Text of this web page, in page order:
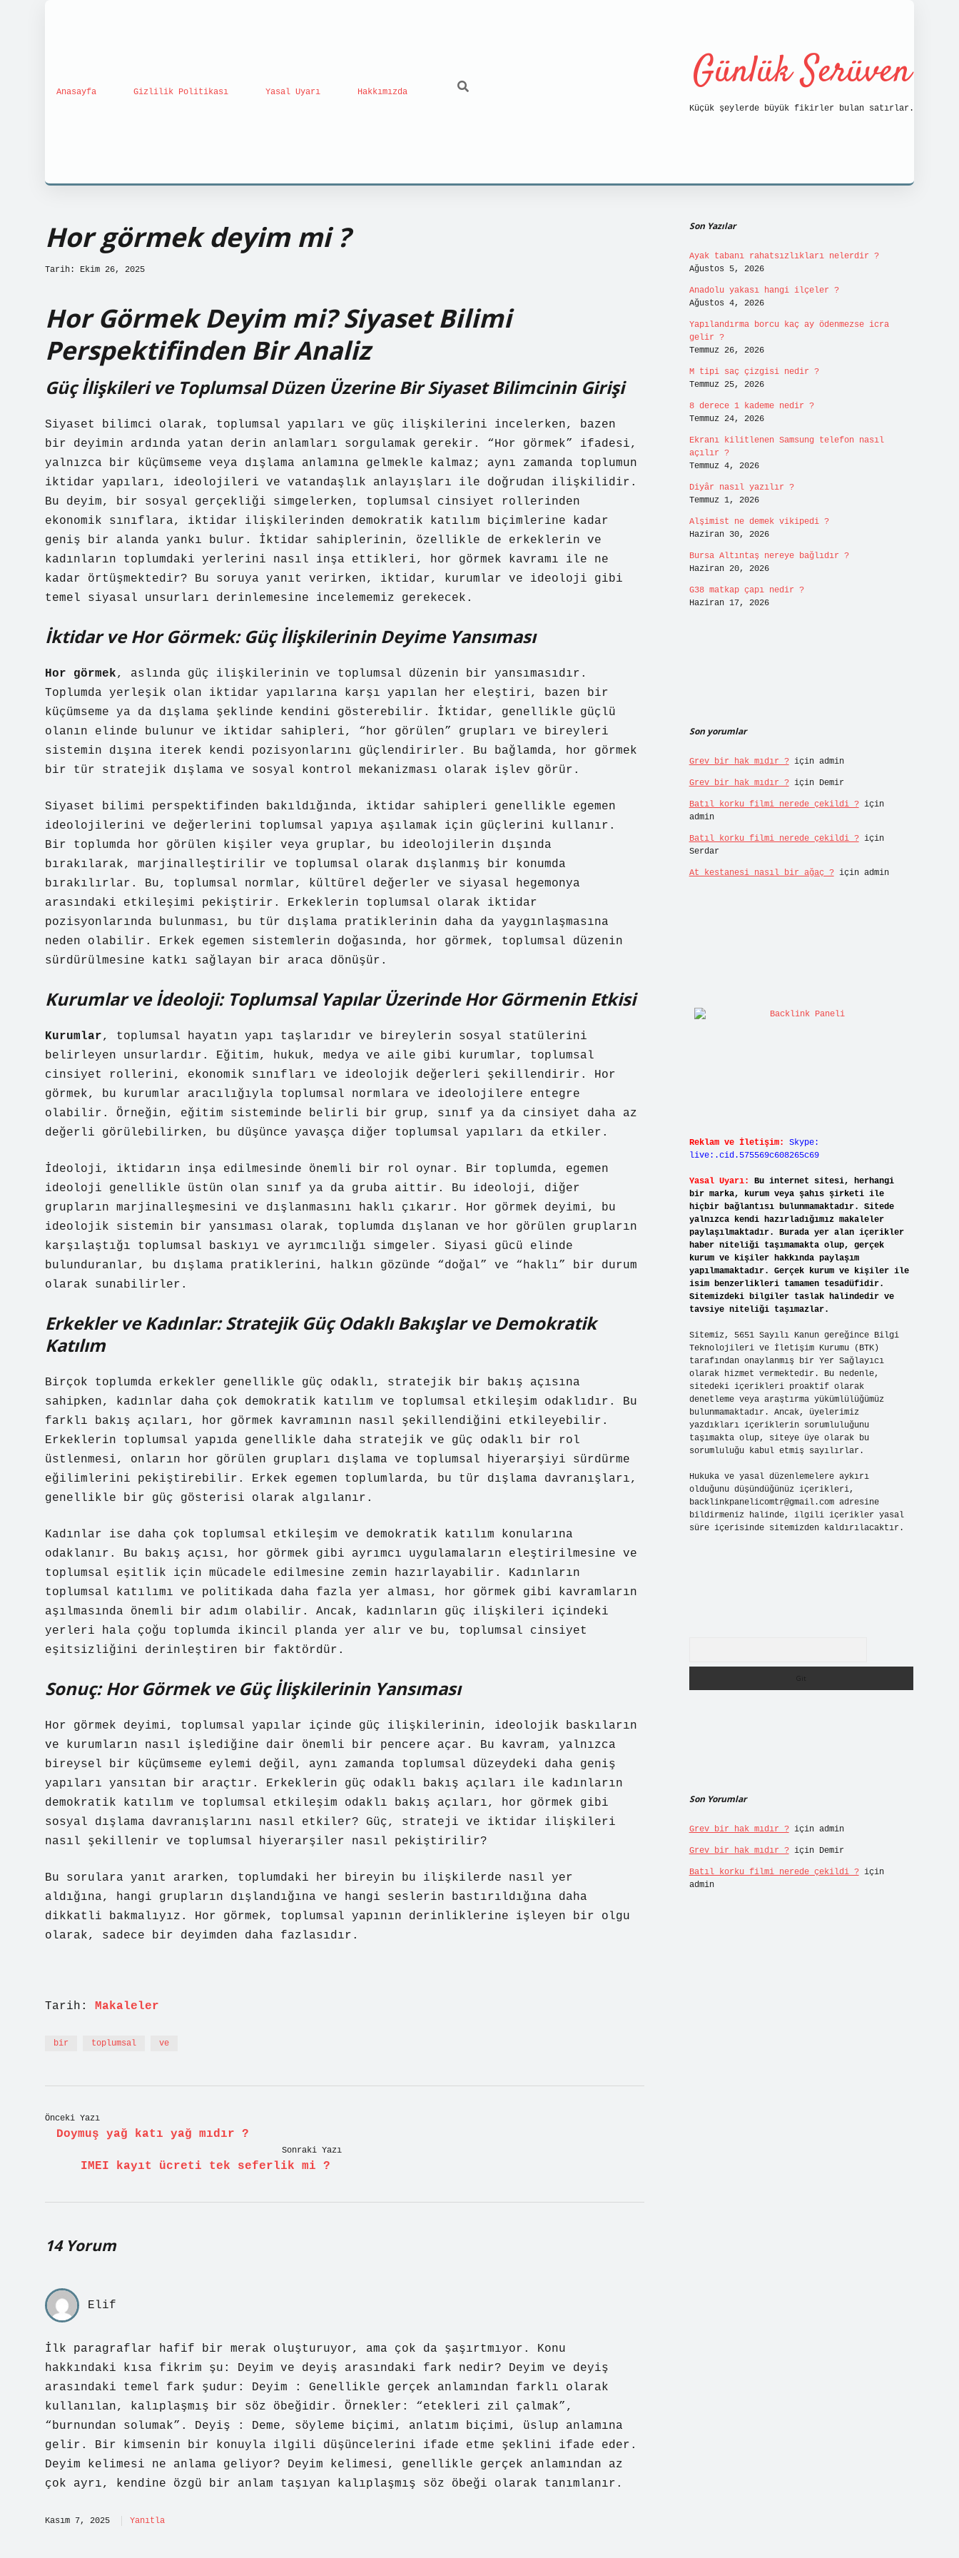
Anasayfa Gizlilik Politikası Yasal Uyarı Hakkımızda Günlük Serüven
Küçük şeylerde büyük fikirler bulan satırlar.
Hor görmek deyim mi ?
Tarih: Ekim 26, 2025
Hor Görmek Deyim mi? Siyaset Bilimi
Perspektifinden Bir Analiz
Güç İlişkileri ve Toplumsal Düzen Üzerine Bir Siyaset Bilimcinin Girişi
Siyaset bilimci olarak, toplumsal yapıları ve güç ilişkilerini incelerken, bazen
bir deyimin ardında yatan derin anlamları sorgulamak gerekir. “Hor görmek” ifadesi,
yalnızca bir küçümseme veya dışlama anlamına gelmekle kalmaz; aynı zamanda toplumun
iktidar yapıları, ideolojileri ve vatandaşlık anlayışları ile doğrudan ilişkilidir.
Bu deyim, bir sosyal gerçekliği simgelerken, toplumsal cinsiyet rollerinden
ekonomik sınıflara, iktidar ilişkilerinden demokratik katılım biçimlerine kadar
geniş bir alanda yankı bulur. İktidar sahiplerinin, özellikle de erkeklerin ve
kadınların toplumdaki yerlerini nasıl inşa ettikleri, hor görmek kavramı ile ne
kadar örtüşmektedir? Bu soruya yanıt verirken, iktidar, kurumlar ve ideoloji gibi
temel siyasal unsurları derinlemesine incelememiz gerekecek.
İktidar ve Hor Görmek: Güç İlişkilerinin Deyime Yansıması
Hor görmek, aslında güç ilişkilerinin ve toplumsal düzenin bir yansımasıdır.
Toplumda yerleşik olan iktidar yapılarına karşı yapılan her eleştiri, bazen bir
küçümseme ya da dışlama şeklinde kendini gösterebilir. İktidar, genellikle güçlü
olanın elinde bulunur ve iktidar sahipleri, “hor görülen” grupları ve bireyleri
sistemin dışına iterek kendi pozisyonlarını güçlendirirler. Bu bağlamda, hor görmek
bir tür stratejik dışlama ve sosyal kontrol mekanizması olarak işlev görür.
Siyaset bilimi perspektifinden bakıldığında, iktidar sahipleri genellikle egemen
ideolojilerini ve değerlerini toplumsal yapıya aşılamak için güçlerini kullanır.
Bir toplumda hor görülen kişiler veya gruplar, bu ideolojilerin dışında
bırakılarak, marjinalleştirilir ve toplumsal olarak dışlanmış bir konumda
bırakılırlar. Bu, toplumsal normlar, kültürel değerler ve siyasal hegemonya
arasındaki etkileşimi pekiştirir. Erkeklerin toplumsal olarak iktidar
pozisyonlarında bulunması, bu tür dışlama pratiklerinin daha da yaygınlaşmasına
neden olabilir. Erkek egemen sistemlerin doğasında, hor görmek, toplumsal düzenin
sürdürülmesine katkı sağlayan bir araca dönüşür.
Kurumlar ve İdeoloji: Toplumsal Yapılar Üzerinde Hor Görmenin Etkisi
Kurumlar, toplumsal hayatın yapı taşlarıdır ve bireylerin sosyal statülerini
belirleyen unsurlardır. Eğitim, hukuk, medya ve aile gibi kurumlar, toplumsal
cinsiyet rollerini, ekonomik sınıfları ve ideolojik değerleri şekillendirir. Hor
görmek, bu kurumlar aracılığıyla toplumsal normlara ve ideolojilere entegre
olabilir. Örneğin, eğitim sisteminde belirli bir grup, sınıf ya da cinsiyet daha az
değerli görülebilirken, bu düşünce yavaşça diğer toplumsal yapıları da etkiler.
İdeoloji, iktidarın inşa edilmesinde önemli bir rol oynar. Bir toplumda, egemen
ideoloji genellikle üstün olan sınıf ya da gruba aittir. Bu ideoloji, diğer
grupların marjinalleşmesini ve dışlanmasını haklı çıkarır. Hor görmek deyimi, bu
ideolojik sistemin bir yansıması olarak, toplumda dışlanan ve hor görülen grupların
karşılaştığı toplumsal baskıyı ve ayrımcılığı simgeler. Siyasi gücü elinde
bulunduranlar, bu dışlama pratiklerini, halkın gözünde “doğal” ve “haklı” bir durum
olarak sunabilirler.
Erkekler ve Kadınlar: Stratejik Güç Odaklı Bakışlar ve Demokratik
Katılım
Birçok toplumda erkekler genellikle güç odaklı, stratejik bir bakış açısına
sahipken, kadınlar daha çok demokratik katılım ve toplumsal etkileşim odaklıdır. Bu
farklı bakış açıları, hor görmek kavramının nasıl şekillendiğini etkileyebilir.
Erkeklerin toplumsal yapıda genellikle daha stratejik ve güç odaklı bir rol
üstlenmesi, onların hor görülen grupları dışlama ve toplumsal hiyerarşiyi sürdürme
eğilimlerini pekiştirebilir. Erkek egemen toplumlarda, bu tür dışlama davranışları,
genellikle bir güç gösterisi olarak algılanır.
Kadınlar ise daha çok toplumsal etkileşim ve demokratik katılım konularına
odaklanır. Bu bakış açısı, hor görmek gibi ayrımcı uygulamaların eleştirilmesine ve
toplumsal eşitlik için mücadele edilmesine zemin hazırlayabilir. Kadınların
toplumsal katılımı ve politikada daha fazla yer alması, hor görmek gibi kavramların
aşılmasında önemli bir adım olabilir. Ancak, kadınların güç ilişkileri içindeki
yerleri hala çoğu toplumda ikincil planda yer alır ve bu, toplumsal cinsiyet
eşitsizliğini derinleştiren bir faktördür.
Sonuç: Hor Görmek ve Güç İlişkilerinin Yansıması
Hor görmek deyimi, toplumsal yapılar içinde güç ilişkilerinin, ideolojik baskıların
ve kurumların nasıl işlediğine dair önemli bir pencere açar. Bu kavram, yalnızca
bireysel bir küçümseme eylemi değil, aynı zamanda toplumsal düzeydeki daha geniş
yapıları yansıtan bir araçtır. Erkeklerin güç odaklı bakış açıları ile kadınların
demokratik katılım ve toplumsal etkileşim odaklı bakış açıları, hor görmek gibi
sosyal dışlama davranışlarını nasıl etkiler? Güç, strateji ve iktidar ilişkileri
nasıl şekillenir ve toplumsal hiyerarşiler nasıl pekiştirilir?
Bu sorulara yanıt ararken, toplumdaki her bireyin bu ilişkilerde nasıl yer
aldığına, hangi grupların dışlandığına ve hangi seslerin bastırıldığına daha
dikkatli bakmalıyız. Hor görmek, toplumsal yapının derinliklerine işleyen bir olgu
olarak, sadece bir deyimden daha fazlasıdır.
Tarih: Makaleler
bir toplumsal ve
Önceki Yazı
Doymuş yağ katı yağ mıdır ?
Sonraki Yazı
IMEI kayıt ücreti tek seferlik mi ?
14 Yorum
Elif
İlk paragraflar hafif bir merak oluşturuyor, ama çok da şaşırtmıyor. Konu
hakkındaki kısa fikrim şu: Deyim ve deyiş arasındaki fark nedir? Deyim ve deyiş
arasındaki temel fark şudur: Deyim : Genellikle gerçek anlamından farklı olarak
kullanılan, kalıplaşmış bir söz öbeğidir. Örnekler: “etekleri zil çalmak”,
“burnundan solumak”. Deyiş : Deme, söyleme biçimi, anlatım biçimi, üslup anlamına
gelir. Bir kimsenin bir konuyla ilgili düşüncelerini ifade etme şeklini ifade eder.
Deyim kelimesi ne anlama geliyor? Deyim kelimesi, genellikle gerçek anlamından az
çok ayrı, kendine özgü bir anlam taşıyan kalıplaşmış söz öbeği olarak tanımlanır.
Kasım 7, 2025 Yanıtla
Son Yazılar
Ayak tabanı rahatsızlıkları nelerdir ?
Ağustos 5, 2026
Anadolu yakası hangi ilçeler ?
Ağustos 4, 2026
Yapılandırma borcu kaç ay ödenmezse icra
gelir ?
Temmuz 26, 2026
M tipi saç çizgisi nedir ?
Temmuz 25, 2026
8 derece 1 kademe nedir ?
Temmuz 24, 2026
Ekranı kilitlenen Samsung telefon nasıl
açılır ?
Temmuz 4, 2026
Diyâr nasıl yazılır ?
Temmuz 1, 2026
Alşimist ne demek vikipedi ?
Haziran 30, 2026
Bursa Altıntaş nereye bağlıdır ?
Haziran 20, 2026
G38 matkap çapı nedir ?
Haziran 17, 2026
Son yorumlar
Grev bir hak mıdır ?için admin
Grev bir hak mıdır ?için Demir
Batıl korku filmi nerede çekildi ?için
admin
Batıl korku filmi nerede çekildi ?için
Serdar
At kestanesi nasıl bir ağaç ?için admin
Reklam ve İletişim:
Skype:
live:.cid.575569c608265c69
Yasal Uyarı:
Bu internet sitesi, herhangi
bir marka, kurum veya şahıs şirketi ile
hiçbir bağlantısı bulunmamaktadır. Sitede
yalnızca kendi hazırladığımız makaleler
paylaşılmaktadır. Burada yer alan içerikler
haber niteliği taşımamakta olup, gerçek
kurum ve kişiler hakkında paylaşım
yapılmamaktadır. Gerçek kurum ve kişiler ile
isim benzerlikleri tamamen tesadüfidir.
Sitemizdeki bilgiler taslak halindedir ve
tavsiye niteliği taşımazlar.
Sitemiz, 5651 Sayılı Kanun gereğince Bilgi
Teknolojileri ve İletişim Kurumu (BTK)
tarafından onaylanmış bir Yer Sağlayıcı
olarak hizmet vermektedir. Bu nedenle,
sitedeki içerikleri proaktif olarak
denetleme veya araştırma yükümlülüğümüz
bulunmamaktadır. Ancak, üyelerimiz
yazdıkları içeriklerin sorumluluğunu
taşımakta olup, siteye üye olarak bu
sorumluluğu kabul etmiş sayılırlar.
Hukuka ve yasal düzenlemelere aykırı
olduğunu düşündüğünüz içerikleri,
backlinkpanelicomtr@gmail.comadresine
bildirmeniz halinde, ilgili içerikler yasal
süre içerisinde sitemizden kaldırılacaktır.
Son Yorumlar
Grev bir hak mıdır ?için admin
Grev bir hak mıdır ?için Demir
Batıl korku filmi nerede çekildi ?için
admin